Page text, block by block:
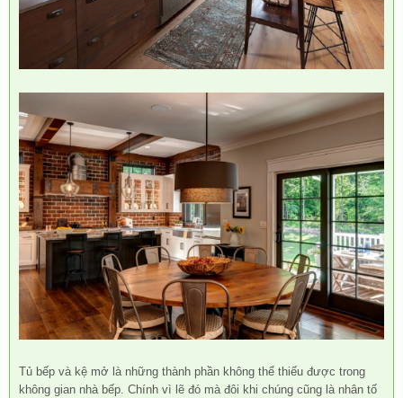
Tủ bếp và kệ mở là những thành phần không thể thiếu được trong
không gian nhà bếp. Chính vì lẽ đó mà đôi khi chúng cũng là nhân tố